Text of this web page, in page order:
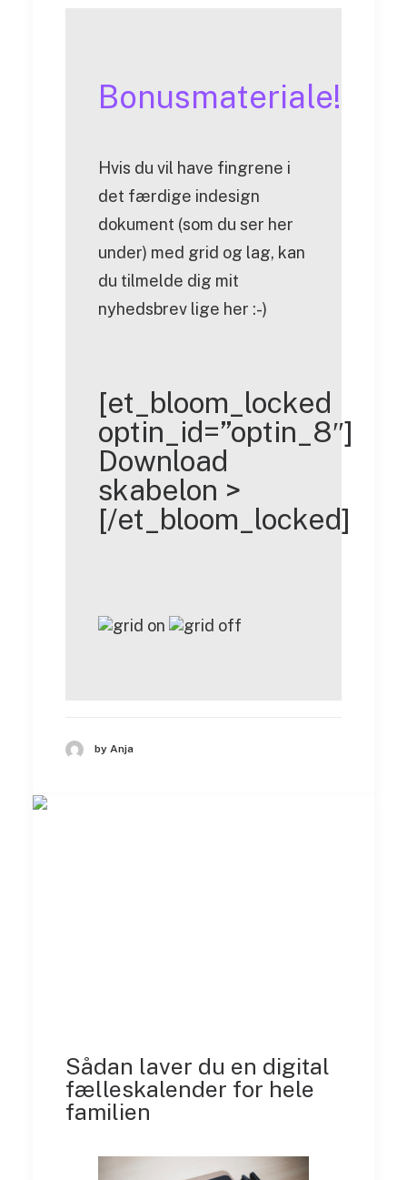
Bonusmateriale!
Hvis du vil have fingrene i
det færdige indesign
dokument (som du ser her
under) med grid og lag, kan
du tilmelde dig mit
nyhedsbrev lige her :-)
[et_bloom_locked
optin_id=”optin_8″]
Download
skabelon >
[/et_bloom_locked]
by Anja
Sådan laver du en digital
fælleskalender for hele
familien